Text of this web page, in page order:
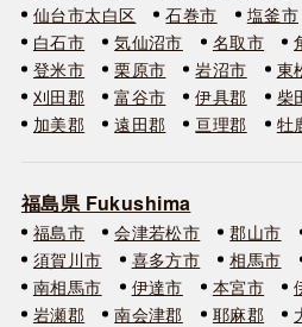
仙台市太白区
石巻市 塩釜市
白石市
気仙沼市 名取市
登米市
栗原市 岩沼市 東
刈田郡
富谷市 伊具郡 柴
加美郡
遠田郡 亘理郡 牡
福島県 Fukushima
福島市 会津若松市 郡山市
須賀川市
喜多方市 相馬市
南相馬市
伊達市 本宮市
岩瀬郡
南会津郡 耶麻郡